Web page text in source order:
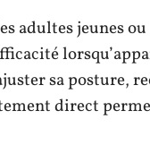
adultes jeunes
sa posture,
direct